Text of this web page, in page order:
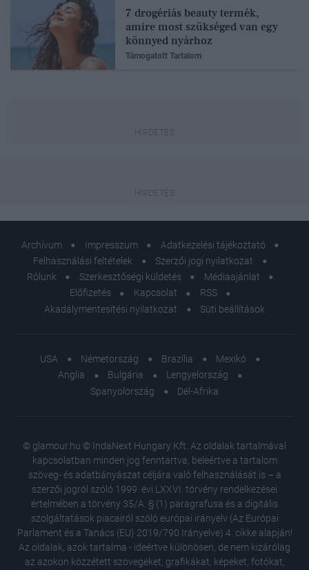
7 drogériás beauty termék,
amire most szükséged van egy
könnyed nyárhoz
Támogatott Tartalom
Archívum Impresszum
Adatkezelési tájékoztató
Felhasználási feltételek
Szerzői jogi nyilatkozat
Rólunk
Szerkesztőségi küldetés
Médiaajánlat
Előfizetés
Kapcsolat
RSS
Akadálymentesítési nyilatkozat
Süti beállítások
USA Németország Brazília
Mexikó
Anglia
Bulgária
Lengyelország
Spanyolország
Dél-Afrika
© glamour.hu © IndaNext Hungary Kft. Az oldalak tartalmával
kapcsolatban minden jog fenntartva, beleértve a tartalom
szöveg- és adatbányászat céljára való felhasználását is – a
szerzői jogról szóló 1999. évi LXXVI. törvény rendelkezései
értelmében a törvény 35/A. § (1) paragrafusa és a digitális
szolgáltatások piacairól szóló európai irányelv (Az Európai
Parlament és a Tanács (EU) 2019/790 Irányelve) 4. cikke alapján!
Az oldalak, azok tartalma - ideértve különösen, de nem kizárólag
az azokon közzétett szövegeket, grafikákat, képeket, fotókat,